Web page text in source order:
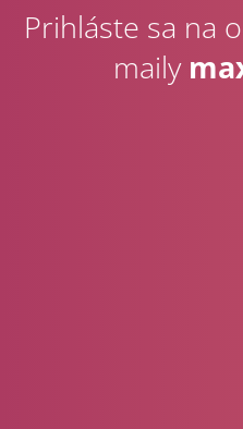
Prihláste sa na
maily